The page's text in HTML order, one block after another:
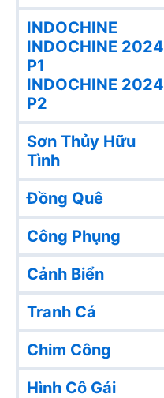
INDOCHINE
INDOCHINE 2024
P1
INDOCHINE 2024
P2
Sơn Thủy Hữu
Tình
Đồng Quê
Công Phụng
Cảnh Biển
Tranh Cá
Chim Công
Hình Cô Gái